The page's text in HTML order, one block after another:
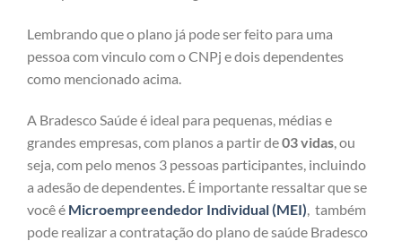
Lembrando que o plano já pode ser feito para uma
pessoa com vinculo com o CNPj e dois dependentes
como mencionado acima.
A Bradesco Saúde é ideal para pequenas, médias e
grandes empresas, com planos a partir de03 vidas, ou
seja, com pelo menos 3 pessoas participantes, incluindo
a adesão de dependentes. É importante ressaltar que se
você é Microempreendedor Individual (MEI), também
pode realizar a contratação do plano de saúde Bradesco